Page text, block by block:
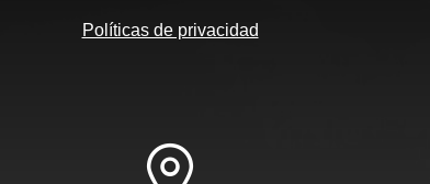
Políticas de privacidad